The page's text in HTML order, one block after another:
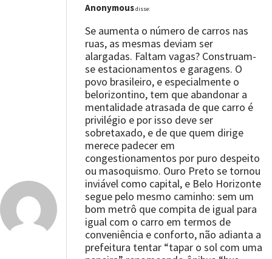
Anonymousdisse:
Se aumenta o número de carros nas
ruas, as mesmas deviam ser
alargadas. Faltam vagas? Construam-
se estacionamentos e garagens. O
povo brasileiro, e especialmente o
belorizontino, tem que abandonar a
mentalidade atrasada de que carro é
privilégio e por isso deve ser
sobretaxado, e de que quem dirige
merece padecer em
congestionamentos por puro despeito
ou masoquismo. Ouro Preto se tornou
inviável como capital, e Belo Horizonte
segue pelo mesmo caminho: sem um
bom metrô que compita de igual para
igual com o carro em termos de
conveniência e conforto, não adianta a
prefeitura tentar “tapar o sol com uma